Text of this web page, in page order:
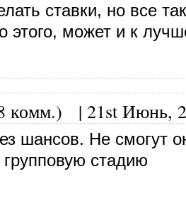
ставки, но все
этого, может и к
комм.) | 21st Июнь,
шансов. Не смогут
стадию